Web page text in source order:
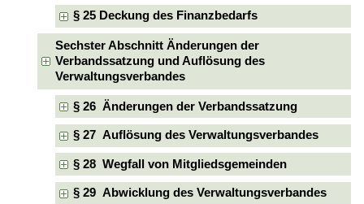
§ 25 Deckung des Finanzbedarfs
Sechster Abschnitt Änderungen der
Verbandssatzung und Auflösung des
Verwaltungsverbandes
§ 26 Änderungen der Verbandssatzung
§ 27 Auflösung des Verwaltungsverbandes
§ 28 Wegfall von Mitgliedsgemeinden
§ 29 Abwicklung des Verwaltungsverbandes